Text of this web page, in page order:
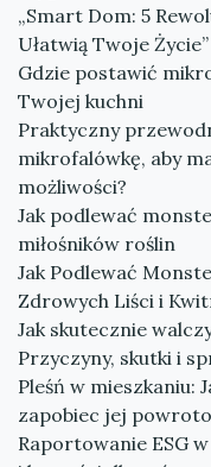
„Smart Dom: 5
Ułatwią Twoje Życie”
Gdzie postawić
Twojej kuchni
Praktyczny
mikrofalówkę, aby
możliwości?
Jak podlewać
miłośników roślin
Jak Podlewać
Zdrowych Liści i
Jak skutecznie
Przyczyny, skutki i
Pleśń w mieszkaniu:
zapobiec jej
Raportowanie ESG